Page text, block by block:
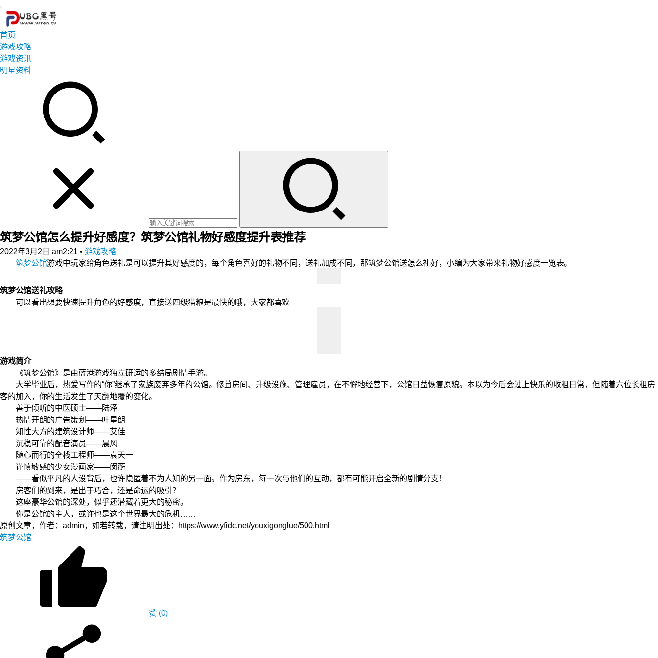
首页
游戏攻略
游戏资讯
明星资料
筑梦公馆怎么提升好感度？筑梦公馆礼物好感度提升表推荐
2022年3月2日 am2:21 • 游戏攻略
筑梦公馆游戏中玩家给角色送礼是可以提升其好感度的，每个角色喜好的礼物不同，送礼加成不同，那筑梦公馆送怎么礼好，小编为大家带来礼物好感度一览表。
筑梦公馆送礼攻略
可以看出想要快速提升角色的好感度，直接送四级猫粮是最快的哦，大家都喜欢
游戏简介
《筑梦公馆》是由蓝港游戏独立研运的多结局剧情手游。
大学毕业后，热爱写作的“你”继承了家族废弃多年的公馆。修葺房间、升级设施、管理雇员，在不懈地经营下，公馆日益恢复原貌。本以为今后会过上快乐的收租日常，但随着六位长租房
客的加入，你的生活发生了天翻地覆的变化。
善于倾听的中医硕士——陆泽
热情开朗的广告策划——叶星朗
知性大方的建筑设计师——艾佳
沉稳可靠的配音演员——晨风
随心而行的全栈工程师——袁天一
谨慎敏感的少女漫画家——闵蘅
——看似平凡的人设背后，也许隐匿着不为人知的另一面。作为房东，每一次与他们的互动，都有可能开启全新的剧情分支！
房客们的到来，是出于巧合，还是命运的吸引？
这座豪华公馆的深处，似乎还潜藏着更大的秘密。
你是公馆的主人，或许也是这个世界最大的危机……
原创文章，作者：admin，如若转载，请注明出处：https://www.yfidc.net/youxigonglue/500.html
筑梦公馆
赞 (0)